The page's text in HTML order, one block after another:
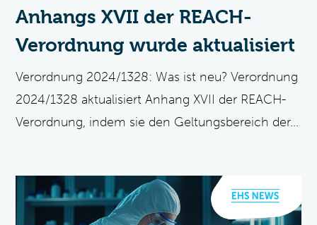
Anhangs XVII der REACH-
Verordnung wurde aktualisiert
Verordnung 2024/1328: Was ist neu? Verordnung
2024/1328 aktualisiert Anhang XVII der REACH-
Verordnung, indem sie den Geltungsbereich der...